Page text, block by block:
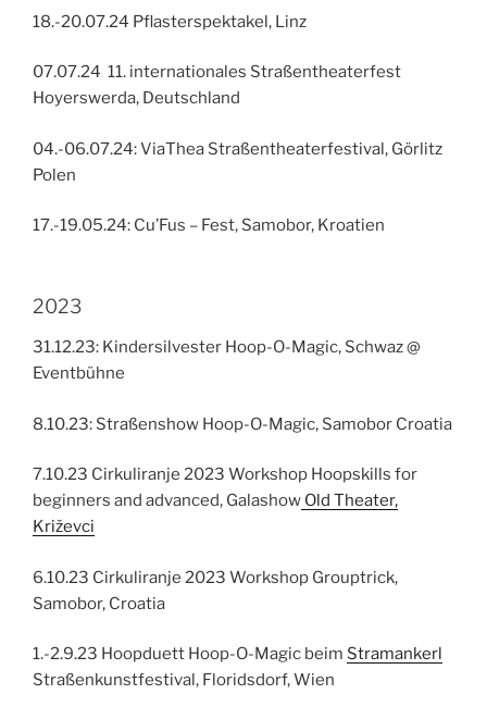
18.-20.07.24 Pflasterspektakel, Linz
07.07.24 11. internationales Straßentheaterfest
Hoyerswerda, Deutschland
04.-06.07.24: ViaThea Straßentheaterfestival, Görlitz
Polen
17.-19.05.24: Cu’Fus – Fest, Samobor, Kroatien
2023
31.12.23: Kindersilvester Hoop-O-Magic, Schwaz @
Eventbühne
8.10.23: Straßenshow Hoop-O-Magic, Samobor Croatia
7.10.23 Cirkuliranje 2023 Workshop Hoopskills for
beginners and advanced, Galashow Old Theater,
Križevci
6.10.23 Cirkuliranje 2023 Workshop Grouptrick,
Samobor, Croatia
1.-2.9.23 Hoopduett Hoop-O-Magic beim Stramankerl
Straßenkunstfestival, Floridsdorf, Wien